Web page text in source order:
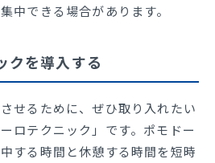
中できる場合があります。
クを導入する
せるために、ぜひ取り入れたい
ロテクニック」です。ポモドー
する時間と休憩する時間を短時